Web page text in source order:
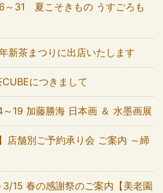
～31 夏こそきもの うすごろも
新茶まつりに出店いたします
CUBEにつきまして
～19 加藤勝海 日本画 ＆ 水墨画展
店舗別ご予約承り会 ご案内 ～締
3/15 春の感謝祭のご案内【美老園